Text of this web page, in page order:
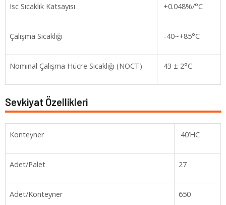
Isc Sıcaklık Katsayısı +0.048%/°C
Çalışma Sıcaklığı -40~+85°C
Nominal Çalışma Hücre Sıcaklığı (NOCT) 43 ± 2°C
Sevkiyat Özellikleri
Konteyner 40’HC
Adet/Palet 27
Adet/Konteyner 650